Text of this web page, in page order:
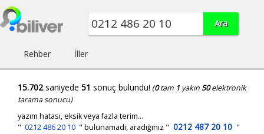
Rehber İller
15.702saniyede 51 sonuç bulundu! (0tam 1 yakın 50elektronik
tarama sonucu)
yazım hatası, eksik veya fazla terim...
" 0212 486 20 10 " bulunamadı, aradığınız " 0212 487 20 10 "